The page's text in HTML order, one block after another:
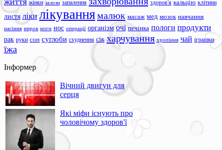
жінки залози запалення здоров'я кальцію клітини
листя ліки лікуваннямалюк масаж мед мозок навчання
насіння нирок ноги нос операції організм очі печінка пологи продукти
рак руки сон суглоби схуднення сік харчування хропіння чай іграшки
їжа
Інформер
Вічний двигун для
серця
Які міфи існують про
чоловічому здоров'ї